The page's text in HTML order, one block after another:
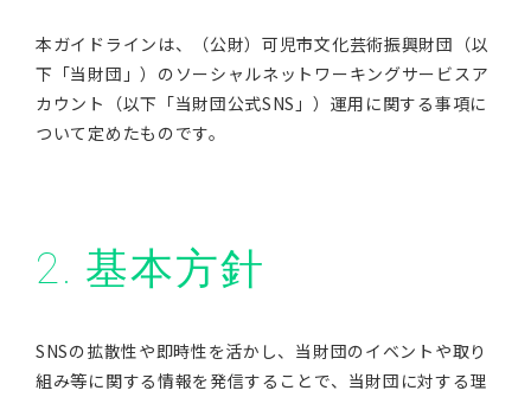
本ガイドラインは、（公財）可児市文化芸術振興財団（以
下「当財団」）のソーシャルネットワーキングサービスア
カウント（以下「当財団公式SNS」）運用に関する事項に
ついて定めたものです。
2. 基本方針
SNSの拡散性や即時性を活かし、当財団のイベントや取り
組み等に関する情報を発信することで、当財団に対する理